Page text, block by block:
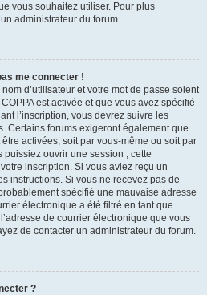
vous souhaitez utiliser. Pour plus
administrateur du forum.
me connecter !
d’utilisateur et votre mot de passe soient
est activée et que vous avez spécifié
l’inscription, vous devrez suivre les
Certains forums exigeront également que
activées, soit par vous-même ou soit par
ouvrir une session ; cette
inscription. Si vous aviez reçu un
instructions. Si vous ne recevez pas de
spécifié une mauvaise adresse
électronique a été filtré en tant que
de courrier électronique que vous
de contacter un administrateur du forum.
?